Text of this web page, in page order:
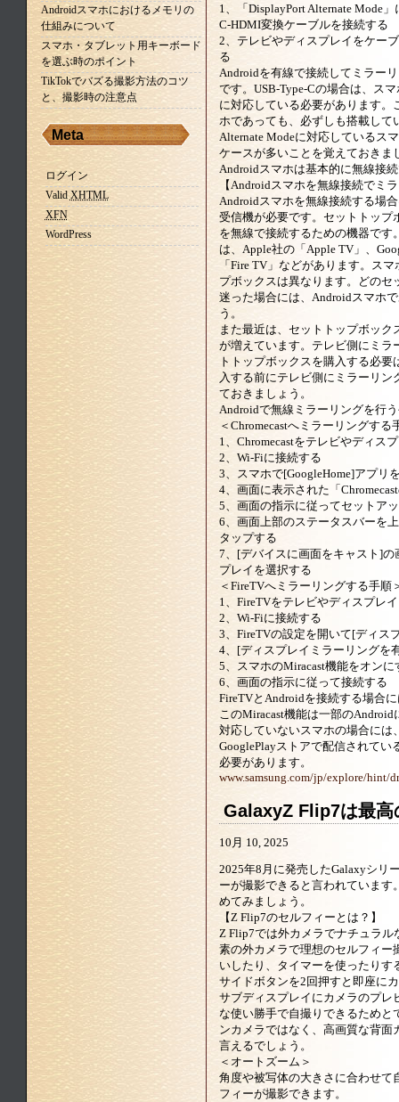
Androidスマホにおけるメモリの
仕組みについて
スマホ・タブレット用キーボード
を選ぶ時のポイント
TikTokでバズる撮影方法のコツ
と、撮影時の注意点
Meta
ログイン
ValidXHTML
XFN
WordPress
1、「DisplayPort Alternate Mode
C-HDMI変換ケーブルを接続する
2、テレビやディスプレイをケー
る
Androidを有線で接続してミラー
です。USB-Type-Cの場合は、ス
に対応している必要があります。
ホであっても、必ずしも搭載して
Alternate Modeに対応しているス
ケースが多いことを覚えておきま
Androidスマホは基本的に無線接
【Androidスマホを無線接続でミ
Androidスマホを無線接続する場
受信機が必要です。セットトップ
を無線で接続するための機器で
は、Apple社の「Apple TV」、
「Fire TV」などがあります。ス
プボックスは異なります。どの
迷った場合には、Androidスマホ
う。
また最近は、セットトップボッ
が増えています。テレビ側にミラ
トトップボックスを購入する必
入する前にテレビ側にミラーリ
ておきましょう。
Androidで無線ミラーリングを行
＜Chromecastへミラーリングする
1、Chromecastをテレビやディス
2、Wi-Fiに接続する
3、スマホで[GoogleHome]アプリ
4、画面に表示された「
5、画面の指示に従ってセットア
6、画面上部のステータスバーを
タップする
7、[デバイスに画面をキャスト]
プレイを選択する
＜FireTVへミラーリングする手順
1、FireTVをテレビやディスプレ
2、Wi-Fiに接続する
3、FireTVの設定を開いて[ディス
4、[ディスプレイミラーリングを
5、スマホのMiracast機能をオンに
6、画面の指示に従って接続する
FireTVとAndroidを接続する場合
このMiracast機能は一部の
対応していないスマホの場合には
GooglePlayストアで配信されて
必要があります。
www.samsung.com/jp/explore/hint/
GalaxyZ Flip7は最高
ョット撮影できる？
10月 10, 2025
2025年8月に発売したGalaxyシリ
ーが撮影できると言われていま
めてみましょう。
【Z Flip7のセルフィーとは？】
Z Flip7では外カメラでナチュラ
素の外カメラで理想のセルフィー
いしたり、タイマーを使ったり
サイドボタンを2回押すと即座に
サブディスプレイにカメラのプレ
な使い勝手で自撮りできるためと
ンカメラではなく、高画質な背
言えるでしょう。
＜オートズーム＞
角度や被写体の大きさに合わせて
フィーが撮影できます。